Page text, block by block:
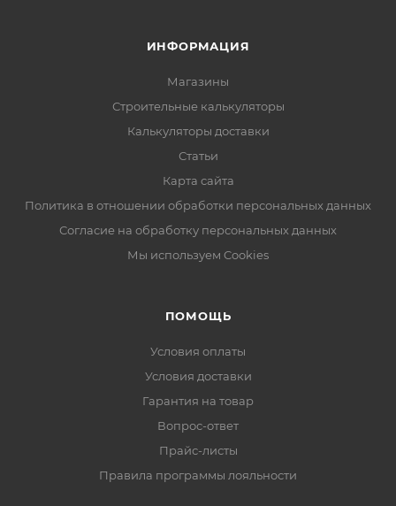
ИНФОРМАЦИЯ
Магазины
Строительные калькуляторы
Калькуляторы доставки
Статьи
Карта сайта
Политика в отношении обработки персональных данных
Согласие на обработку персональных данных
Мы используем Cookies
ПОМОЩЬ
Условия оплаты
Условия доставки
Гарантия на товар
Вопрос-ответ
Прайс-листы
Правила программы лояльности